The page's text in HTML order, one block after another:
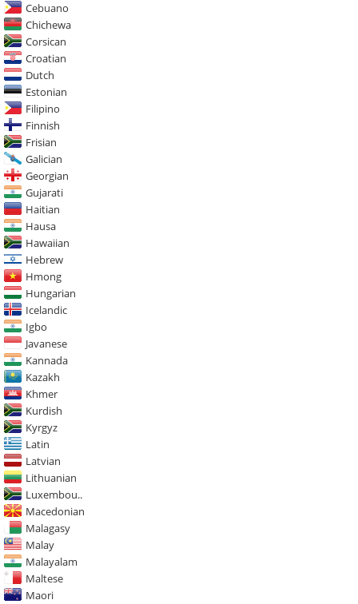
Cebuano
Chichewa
Corsican
Croatian
Dutch
Estonian
Filipino
Finnish
Frisian
Galician
Georgian
Gujarati
Haitian
Hausa
Hawaiian
Hebrew
Hmong
Hungarian
Icelandic
Igbo
Javanese
Kannada
Kazakh
Khmer
Kurdish
Kyrgyz
Latin
Latvian
Lithuanian
Luxembou..
Macedonian
Malagasy
Malay
Malayalam
Maltese
Maori